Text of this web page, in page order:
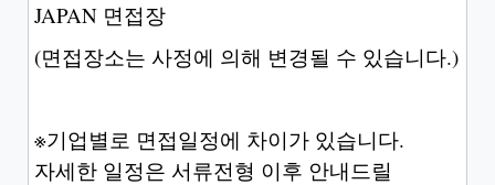
JAPAN 면접장
(면접장소는 사정에 의해 변경될 수 있습니다.)
※기업별로 면접일정에 차이가 있습니다.
자세한 일정은 서류전형 이후 안내드릴